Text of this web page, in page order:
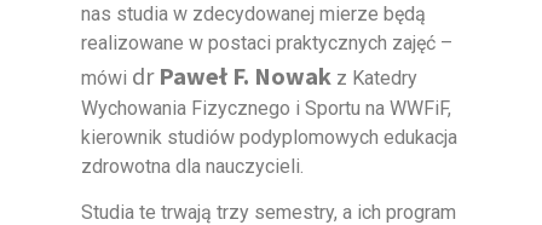
nas studia w zdecydowanej mierze będą
realizowane w postaci praktycznych zajęć –
mówi drPaweł F. Nowak z Katedry
Wychowania Fizycznego i Sportu na WWFiF,
kierownik studiów podyplomowych edukacja
zdrowotna dla nauczycieli.
Studia te trwają trzy semestry, a ich program